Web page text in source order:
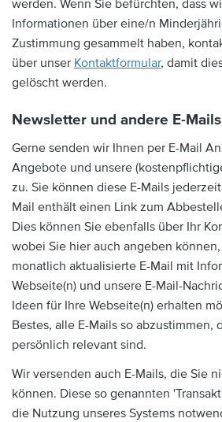
werden. Wenn Sie befürchten, dass
Informationen über eine/n
Zustimmung gesammelt haben,
über unser Kontaktformular, damit
gelöscht werden.
Newsletter und andere E-Mails
Gerne senden wir Ihnen per E-Mail
Angebote und unsere
zu. Sie können diese E-Mails
Mail enthält einen Link zum
Dies können Sie ebenfalls über Ihr
wobei Sie hier auch angeben
monatlich aktualisierte E-Mail mit
Webseite(n) und unsere E-Mail-
Ideen für Ihre Webseite(n) erhalten
Bestes, alle E-Mails so abzustimmen,
persönlich relevant sind.
Wir versenden auch E-Mails, die Sie
können. Diese so genannten
die Nutzung unseres Systems